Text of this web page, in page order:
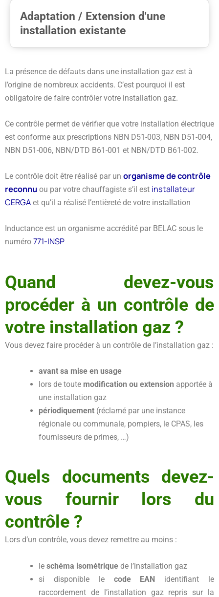
Adaptation / Extension d'une
installation existante
La présence de défauts dans une installation gaz est à
l’origine de nombreux accidents. C’est pourquoi il est
obligatoire de faire contrôler votre installation gaz.
Ce contrôle permet de vérifier que votre installation électrique
est conforme aux prescriptions NBN D51-003, NBN D51-004,
NBN D51-006, NBN/DTD B61-001 et NBN/DTD B61-002.
Le contrôle doit être réalisé par un organisme de contrôle
reconnu ou par votre chauffagiste s’il est installateur
CERGA et qu’il a réalisé l’entièreté de votre installation
Inductance est un organisme accrédité par BELAC sous le
numéro 771-INSP
Quand devez-vous
procéder à un contrôle de
votre installation gaz ?
Vous devez faire procéder à un contrôle de l’installation gaz :
avant sa mise en usage
lors de toute modification ou extension apportée à
une installation gaz
périodiquement (réclamé par une instance
régionale ou communale, pompiers, le CPAS, les
fournisseurs de primes, …)
Quels documents devez-
vous fournir lors du
contrôle ?
Lors d’un contrôle, vous devez remettre au moins :
leschéma isométrique de l’installation gaz
si disponible
le code EAN identifiant le
raccordement de l’installation gaz repris sur la